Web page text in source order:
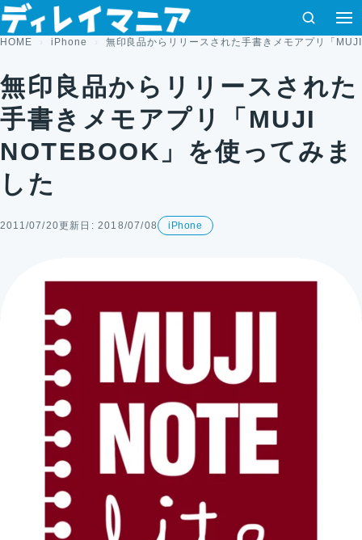
コンテンツへスキップ
検索
HOME iPhone 無印良品からリリースされた手書きメモアプリ「
無印良品からリリースされた
手書きメモアプリ「MUJI
NOTEBOOK」を使ってみま
した
2011/07/20更新日: 2018/07/08 iPhone